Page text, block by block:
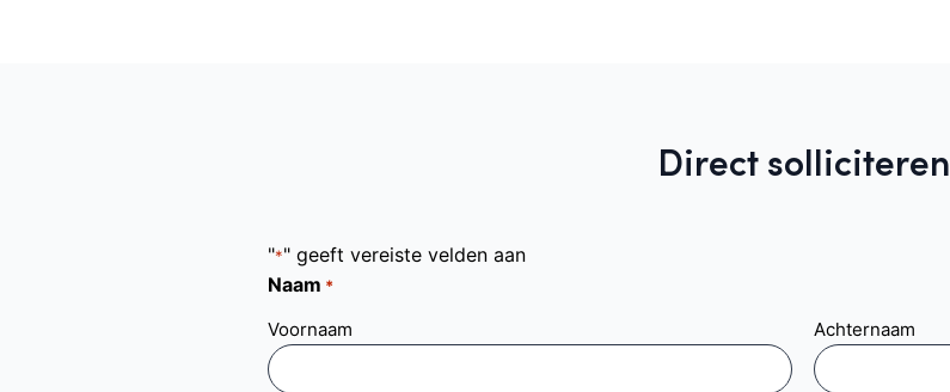
Direct solliciteren
"*" geeft vereiste velden aan
Naam *
Voornaam Achternaam